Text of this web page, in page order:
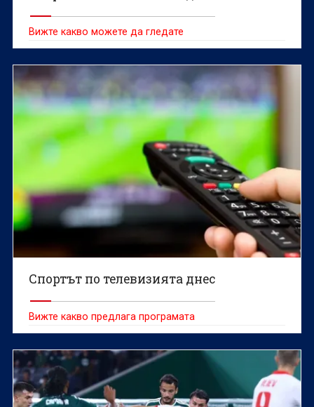
Вижте какво можете да гледате
Спортът по телевизията днес
Вижте какво предлага програмата